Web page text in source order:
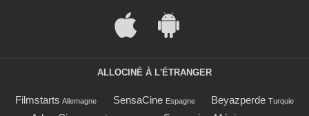
ALLOCINÉ À L'ÉTRANGER
Filmstarts Allemagne SensaCine Espagne Beyazperde Turquie